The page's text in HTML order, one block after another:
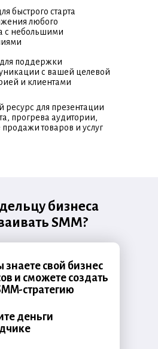
быстрого старта
любого
с небольшими
для поддержки
с вашей целевой
и клиентами
ресурс для презентации
прогрева аудитории,
продажи товаров и услуг
знаете свой бизнес
и сможете создать
стратегию
бизнеса
SMM?
деньги